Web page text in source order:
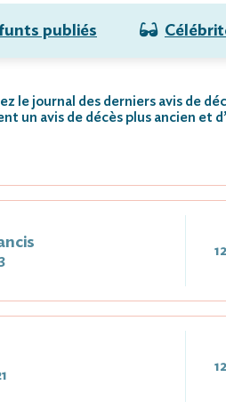
publiés
le journal des derniers avis de
un avis de décès plus ancien